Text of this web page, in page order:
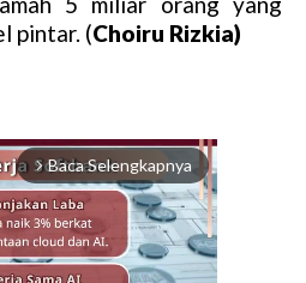
pintar. (Choiru Rizkia)
arrow_forward_ios Baca Selengkapnya